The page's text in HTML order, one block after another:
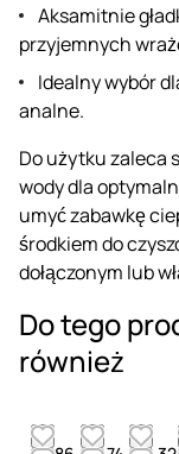
Aksamitnie
przyjemnych
Idealny wybór
analne.
Do użytku zaleca
wody dla
umyć zabawkę
środkiem do
dołączonym lub
Do tego
również